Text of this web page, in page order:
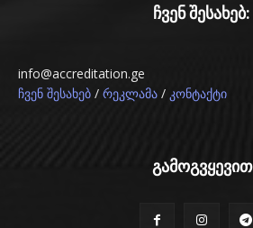
ჩვენ შესახებ:
info@accreditation.ge
ჩვენ შესახებ / რეკლამა / კონტაქტი
გამოგვყევით